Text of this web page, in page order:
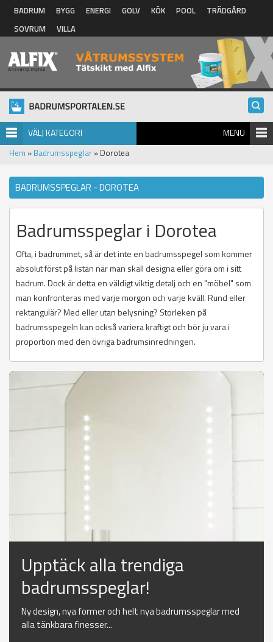
Hoppa till huvudinnehåll
BADRUM BYGG ENERGI GOLV KÖK POOL
TRÄDGÅRD
SOVRUM
VILLA
VÄLJ KATEGORI MENU
Hem » Badrumsspeglar » Dorotea
BADRUMSSPEGLAR - DOROTEA
Badrumsspeglar i Dorotea
Ofta, i badrummet, så är det inte en badrumsspegel som kommer
absolut först på listan när man skall designa eller göra om i sitt
badrum. Dock är detta en väldigt viktig detalj och en "möbel" som
man konfronteras med varje morgon och varje kväll. Rund eller
rektangulär? Med eller utan belysning? Storleken på
badrumsspegeln kan också variera kraftigt och bör ju vara i
proportion med den övriga badrumsinredningen.
Upptäck alla trendiga
badrumsspeglar!
Ny design, nya former och helt nya badrumsspeglar med
alla tänkbara finesser...